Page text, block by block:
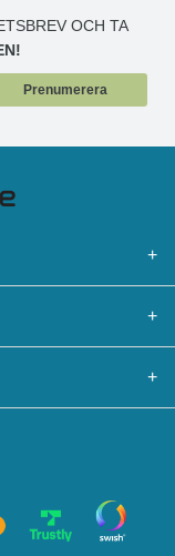
OCH TA
Prenumerera
+
+
+